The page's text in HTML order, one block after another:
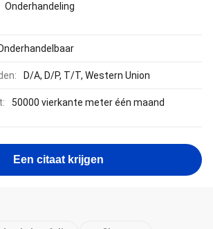
Onderhandeling
D/A, D/P, T/T, Western Union
50000 vierkante meter één maand
Een citaat krijgen